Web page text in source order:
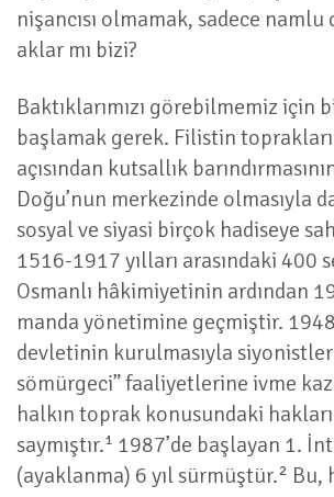
nişancısı olmamak, sadece
aklar mı bizi?
Baktıklarımızı görebilmemiz için
başlamak gerek. Filistin
açısından kutsallık
Doğu’nun merkezinde olmasıyla
sosyal ve siyasi birçok hadiseye
1516-1917 yılları arasındaki 400
Osmanlı hâkimiyetinin ardından
manda yönetimine geçmiştir.
devletinin kurulmasıyla
sömürgeci” faaliyetlerine ivme
halkın toprak konusundaki
saymıştır.¹ 1987’de başlayan 1.
(ayaklanma) 6 yıl sürmüştür.² Bu,